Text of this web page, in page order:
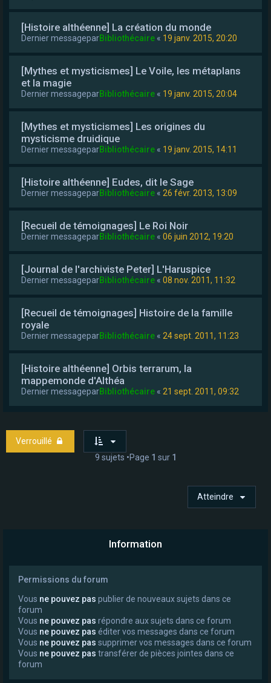
[Histoire althéenne] La création du monde
Dernier messageparBibliothécaire « 19 janv. 2015, 20:20
[Mythes et mysticismes] Le Voile, les métaplans
et la magie
Dernier messageparBibliothécaire « 19 janv. 2015, 20:04
[Mythes et mysticismes] Les origines du
mysticisme druidique
Dernier messageparBibliothécaire « 19 janv. 2015, 14:11
[Histoire althéenne] Eudes, dit le Sage
Dernier messageparBibliothécaire « 26 févr. 2013, 13:09
[Recueil de témoignages] Le Roi Noir
Dernier messageparBibliothécaire « 06 juin 2012, 19:20
[Journal de l'archiviste Peter] L'Haruspice
Dernier messageparBibliothécaire « 08 nov. 2011, 11:32
[Recueil de témoignages] Histoire de la famille
royale
Dernier messageparBibliothécaire « 24 sept. 2011, 11:23
[Histoire althéenne] Orbis terrarum, la
mappemonde d'Althéa
Dernier messageparBibliothécaire « 21 sept. 2011, 09:32
Verrouillé
9 sujets •Page 1 sur 1
Atteindre
Information
Permissions du forum
Vous ne pouvez pas publier de nouveaux sujets dans ce
forum
Vous ne pouvez pas répondre aux sujets dans ce forum
Vous ne pouvez pas éditer vos messages dans ce forum
Vous ne pouvez pas supprimer vos messages dans ce forum
Vous ne pouvez pas transférer de pièces jointes dans ce
forum